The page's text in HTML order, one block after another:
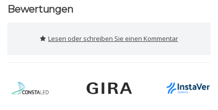
Bewertungen
Lesen oder schreiben Sie einen Kommentar